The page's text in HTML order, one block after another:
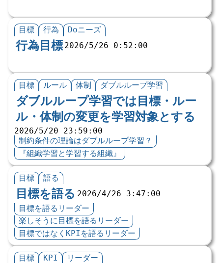
目標 行為 Doニーズ
行為目標 2026/5/26 0:52:00
目標 ルール 体制 ダブルループ学習
ダブルループ学習では目標・ルー
ル・体制の変更を学習対象とする
2026/5/20 23:59:00
制約条件の理論はダブルループ学習？
『組織学習と学習する組織』
目標 語る
目標を語る 2026/4/26 3:47:00
目標を語るリーダー
楽しそうに目標を語るリーダー
目標ではなくKPIを語るリーダー
目標 KPI
リーダー